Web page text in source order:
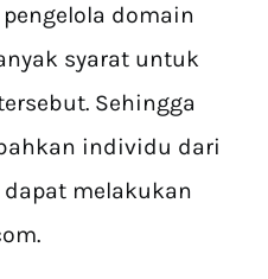
domain
syarat untuk
Sehingga
individu dari
melakukan